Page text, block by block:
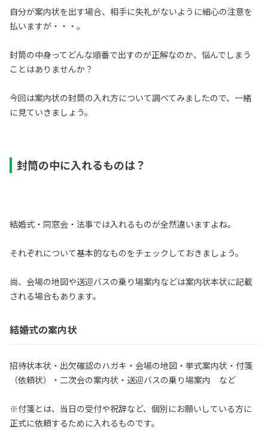
自分が案内状を出す場合、相手に失礼がないように細心の注意を
払いますが・・・。
封筒の中身ってどんな順番で出すのが正解なのか、悩んでしまう
ことはありませんか？
今回は案内状の封筒の入れ方について調べてみましたので、一緒
に見ていきましょう。
封筒の中に入れるものは？
結婚式・同窓会・法事では入れるものが全然違いますよね。
それぞれについて基本的なものをチェックしておきましょう。
尚、会場の地図や送迎バスの乗り場案内などは案内状本状に記載
される場合もあります。
結婚式の案内状
招待状本状・出欠確認のハガキ・会場の地図・挙式案内状・付箋
（依頼状）・二次会の案内状・送迎バスの乗り場案内 など
※付箋とは、当日の受付や祝辞など、個別にお願いしている方に
正式に依頼するために入れるものです。